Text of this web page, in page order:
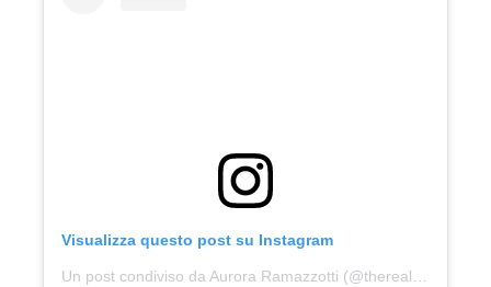
Visualizza questo post su Instagram